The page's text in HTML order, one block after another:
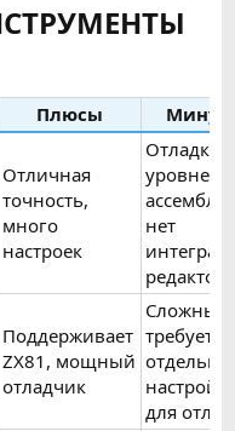
Плюсы
Отличная
точность,
много
настроек
Отладка
уровне
нет
Поддерживает
ZX81, мощный
отладчик
Сложный,
требует
для